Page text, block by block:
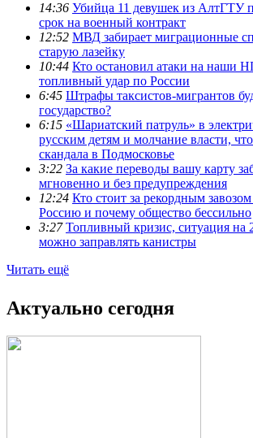
14:36 Убийца 11 девушек из АлтГТУ
срок на военный контракт
12:52 МВД забирает миграционные
старую лазейку
10:44 Кто остановил атаки на наши
топливный удар по России
6:45 Штрафы таксистов-мигрантов
государство?
6:15 «Шариатский патруль» в
русским детям и молчание власти,
скандала в Подмосковье
3:22 За какие переводы вашу карту
мгновенно и без предупреждения
12:24 Кто стоит за рекордным
Россию и почему общество бессильно
3:27 Топливный кризис, ситуация на
можно заправлять канистры
Читать ещё
Актуально сегодня